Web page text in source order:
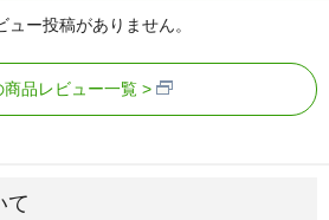
ー投稿がありません。
商品レビュー一覧
て